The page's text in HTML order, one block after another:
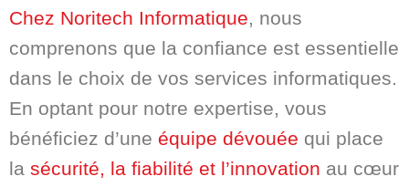
Chez Noritech Informatique, nous
comprenons que la confiance est essentielle
dans le choix de vos services informatiques.
En optant pour notre expertise, vous
bénéficiez d’une équipe dévouée qui place
la sécurité, la fiabilité et l’innovation au cœur